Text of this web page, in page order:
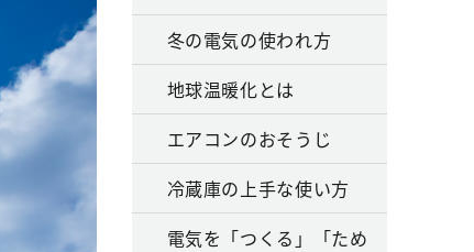
冬の電気の使われ方
地球温暖化とは
エアコンのおそうじ
冷蔵庫の上手な使い方
電気を「つくる」「ため